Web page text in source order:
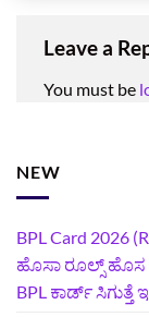
Leave a
You must be
NEW
BPL Card 2026
ಹೊಸಾ ರೂಲ್ಸ್
BPL ಕಾರ್ಡ್